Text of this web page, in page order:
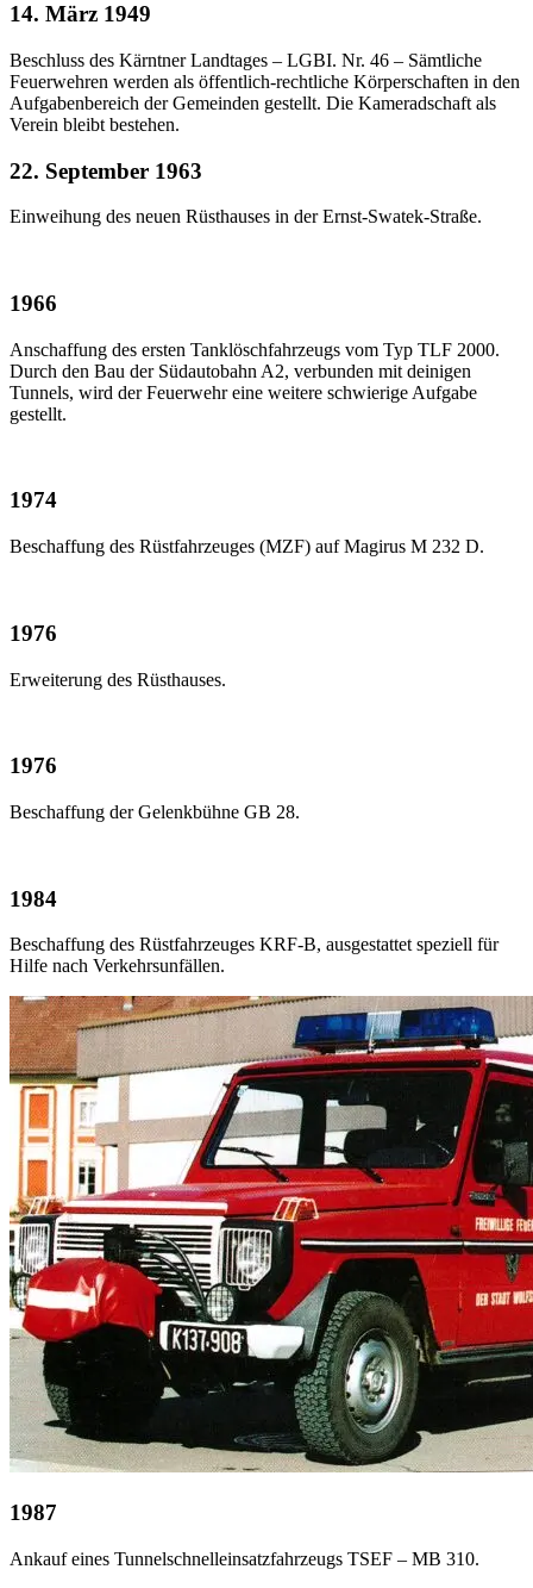
14. März 1949
Beschluss des Kärntner Landtages – LGBI. Nr. 46 – Sämtliche
Feuerwehren werden als öffentlich-rechtliche Körperschaften in den
Aufgabenbereich der Gemeinden gestellt. Die Kameradschaft als
Verein bleibt bestehen.
22. September 1963
Einweihung des neuen Rüsthauses in der Ernst-Swatek-Straße.
1966
Anschaffung des ersten Tanklöschfahrzeugs vom Typ TLF 2000.
Durch den Bau der Südautobahn A2, verbunden mit deinigen
Tunnels, wird der Feuerwehr eine weitere schwierige Aufgabe
gestellt.
1974
Beschaffung des Rüstfahrzeuges (MZF) auf Magirus M 232 D.
1976
Erweiterung des Rüsthauses.
1976
Beschaffung der Gelenkbühne GB 28.
1984
Beschaffung des Rüstfahrzeuges KRF-B, ausgestattet speziell für
Hilfe nach Verkehrsunfällen.
1987
Ankauf eines Tunnelschnelleinsatzfahrzeugs TSEF – MB 310.